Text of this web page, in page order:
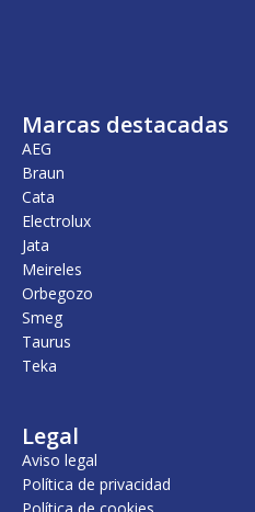
Marcas destacadas
AEG
Braun
Cata
Electrolux
Jata
Meireles
Orbegozo
Smeg
Taurus
Teka
Legal
Aviso legal
Política de privacidad